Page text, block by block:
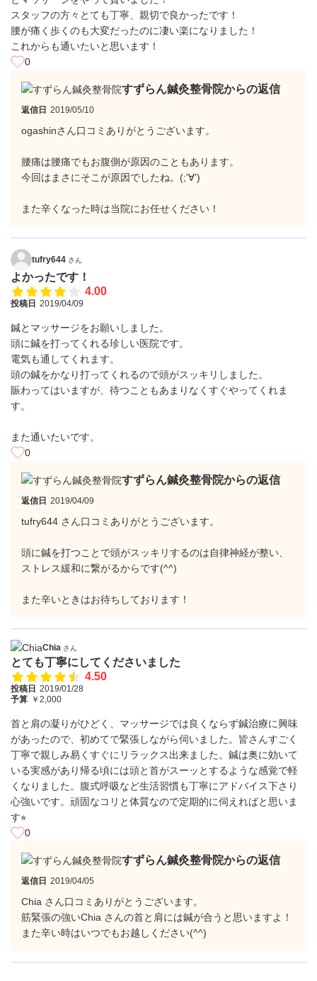
スタッフの方々とても丁寧、親切で良かったです！
腰が痛く歩くのも大変だったのに凄い楽になりました！
これからも通いたいと思います！
0
すずらん鍼灸整骨院からの返信
返信日 2019/05/10
ogashinさん口コミありがとうございます。
腰痛は腰痛でもお腹側が原因のこともあります。
今回はまさにそこが原因でしたね。(;'∀')
また辛くなった時は当院にお任せください！
tufry644 さん
よかったです！
4.00
投稿日 2019/04/09
鍼とマッサージをお願いしました。
頭に鍼を打ってくれる珍しい医院です。
電気も通してくれます。
頭の鍼をかなり打ってくれるので頭がスッキリしました。
賑わってはいますが、待つこともあまりなくすぐやってくれま
す。
また通いたいです。
0
すずらん鍼灸整骨院からの返信
返信日 2019/04/09
tufry644 さん口コミありがとうございます。
頭に鍼を打つことで頭がスッキリするのは自律神経が整い、
ストレス緩和に繋がるからです(^^)
また辛いときはお待ちしております！
Chia さん
とても丁寧にしてくださいました
4.50
投稿日 2019/01/28
予算 ￥2,000
首と肩の凝りがひどく、マッサージでは良くならず鍼治療に興味
があったので、初めてで緊張しながら伺いました。皆さんすごく
丁寧で親しみ易くすぐにリラックス出来ました。鍼は奥に効いて
いる実感があり帰る頃には頭と首がスーッとするような感覚で軽
くなりました。腹式呼吸など生活習慣も丁寧にアドバイス下さり
心強いです。頑固なコリと体質なので定期的に伺えればと思いま
す⭐︎
0
すずらん鍼灸整骨院からの返信
返信日 2019/04/05
Chia さん口コミありがとうございます。
筋緊張の強いChia さんの首と肩には鍼が合うと思いますよ！
また辛い時はいつでもお越しください(^^)